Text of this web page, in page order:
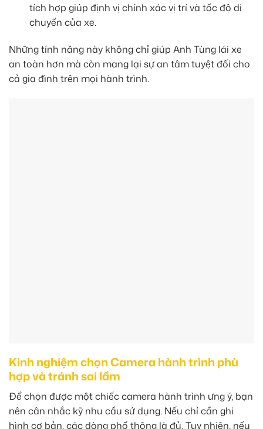
tích hợp giúp định vị chính xác vị trí và tốc độ di
chuyển của xe.
Những tính năng này không chỉ giúp Anh Tùng lái xe
an toàn hơn mà còn mang lại sự an tâm tuyệt đối cho
cả gia đình trên mọi hành trình.
Kinh nghiệm chọn Camera hành trình phù
hợp và tránh sai lầm
Để chọn được một chiếc camera hành trình ưng ý, bạn
nên cân nhắc kỹ nhu cầu sử dụng. Nếu chỉ cần ghi
hình cơ bản, các dòng phổ thông là đủ. Tuy nhiên, nếu